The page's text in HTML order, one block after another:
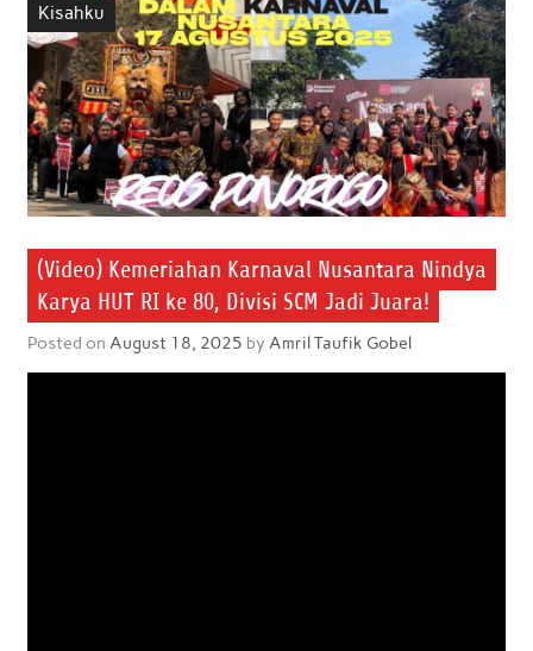
Kisahku
(Video) Kemeriahan Karnaval Nusantara Nindya
Karya HUT RI ke 80, Divisi SCM Jadi Juara!
Posted on August 18, 2025 by Amril Taufik Gobel